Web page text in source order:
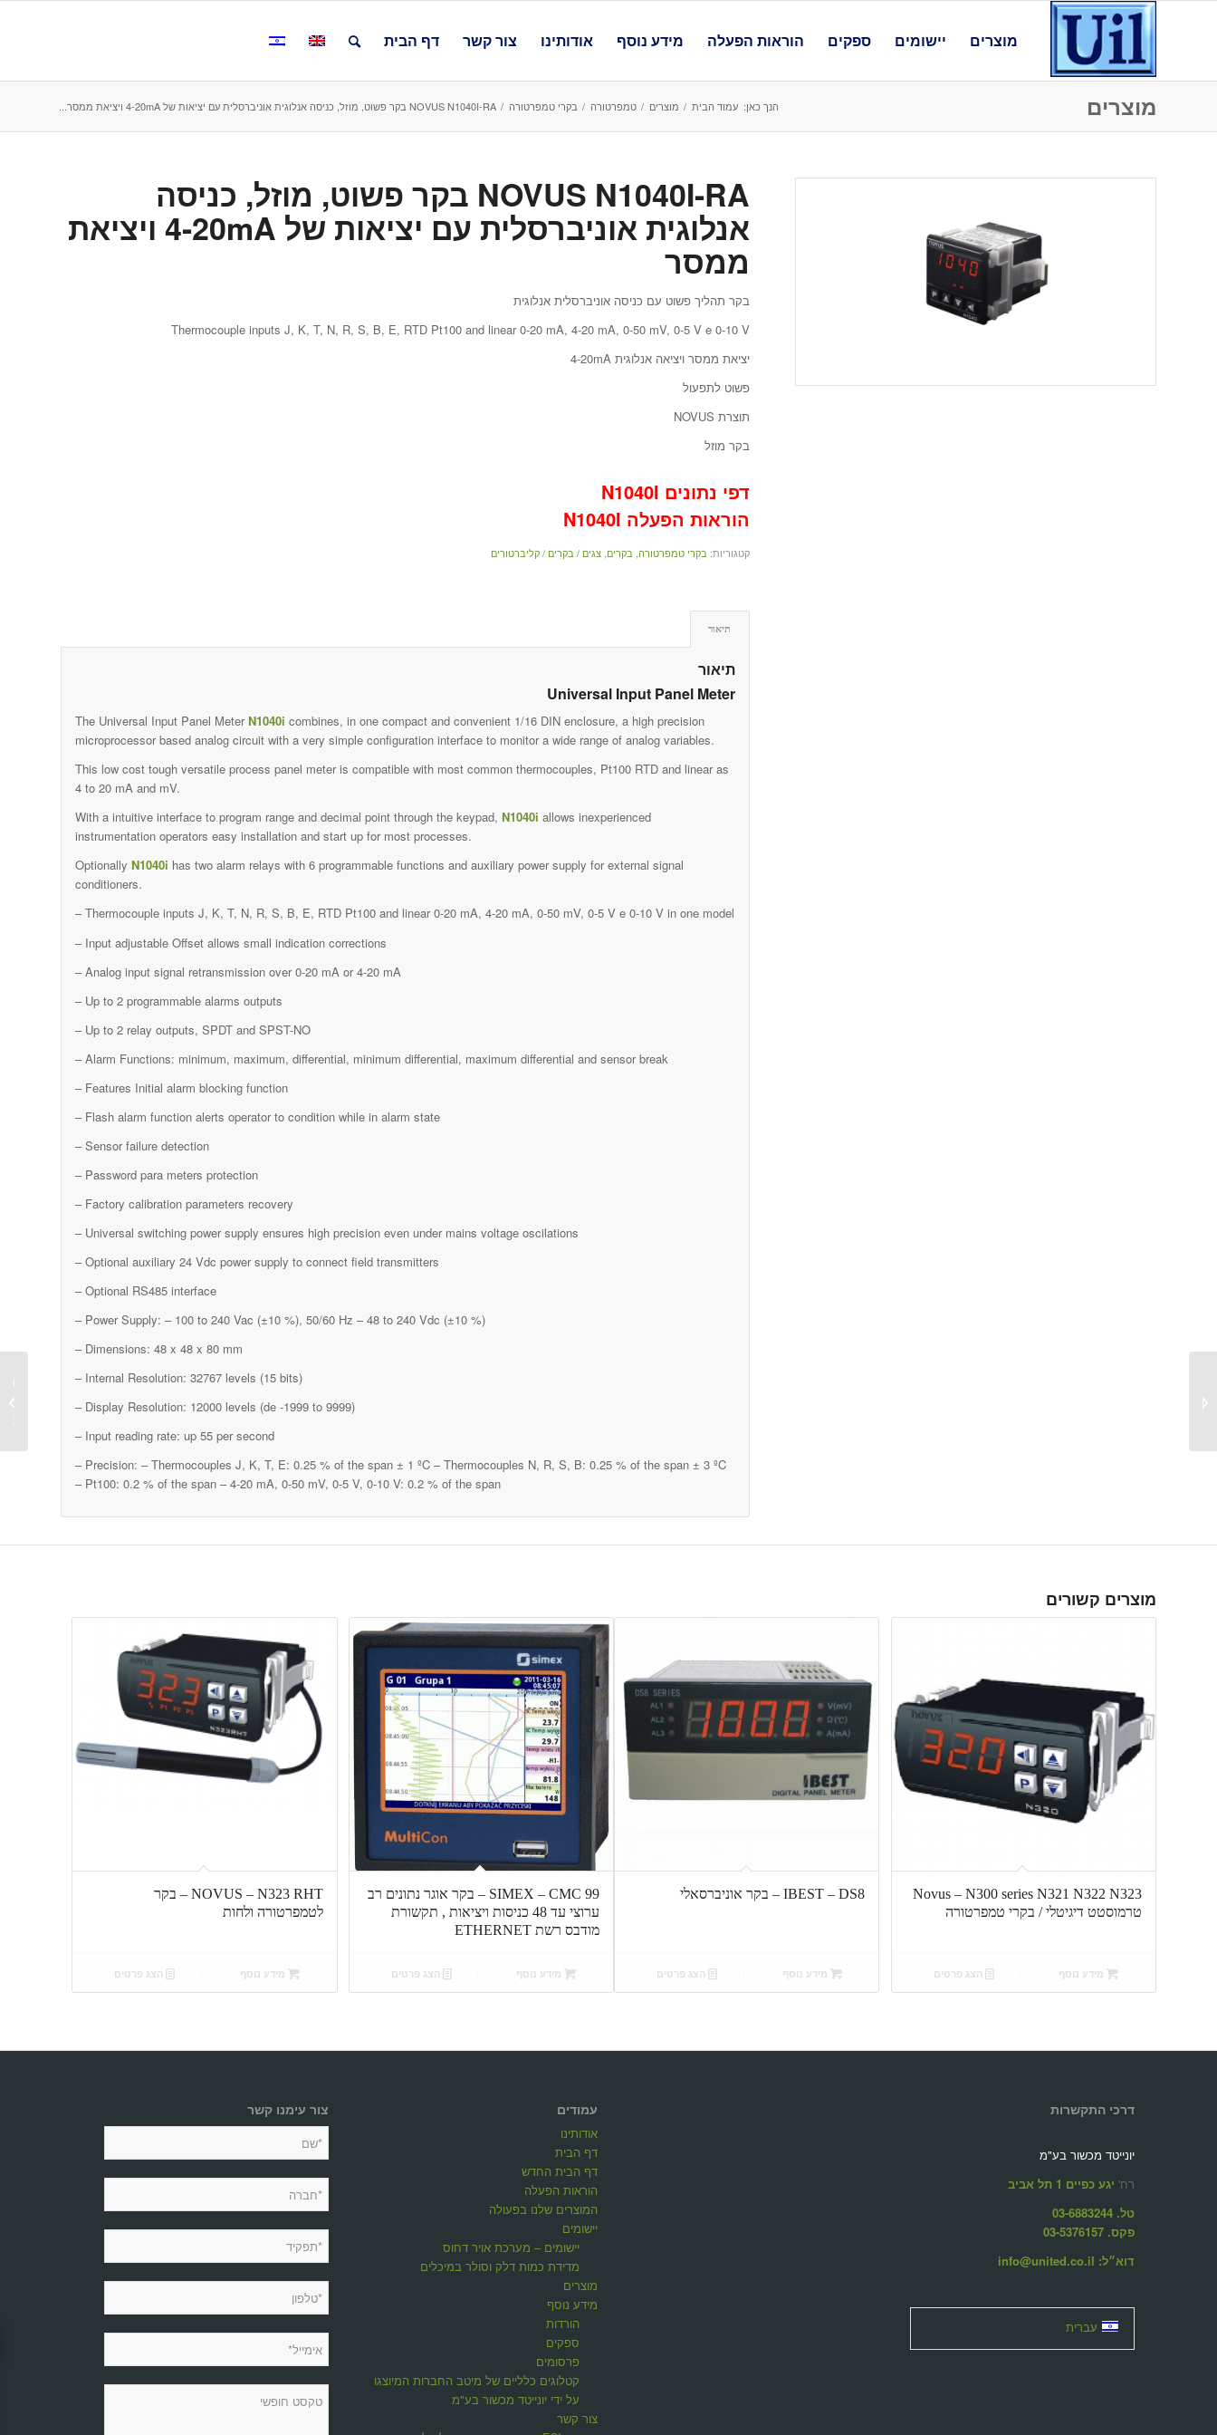
מוצרים יישומים ספקים הוראות הפעלה מידע נוסף אודותינו צור קשר דף הבית
מוצרים הנך כאן: עמוד הבית / מוצרים / טמפרטורה / בקרי טמפרטורה / NOVUS N1040I-RA בקר פשוט, מוזל, כניסה אנלוגית אוניברסלית עם יציאות של 4-20mA ויציאת ממסר...
NOVUS N1040I-RA בקר פשוט, מוזל, כניסה
אנלוגית אוניברסלית עם יציאות של 4-20mA ויציאת
ממסר
בקר תהליך פשוט עם כניסה אוניברסלית אנלוגית
Thermocouple inputs J, K, T, N, R, S, B, E, RTD Pt100 and linear 0-20 mA, 4-20 mA, 0-50 mV, 0-5 V e 0-10 V
יציאת ממסר ויציאה אנלוגית 4-20mA
פשוט לתפעול
תוצרת NOVUS
בקר מוזל
דפי נתונים N1040I
הוראות הפעלה N1040I
קטגוריות:בקרי טמפרטורה,בקרים,צגים / בקרים / קליברטורים
תיאור
תיאור
Universal Input Panel Meter
The Universal Input Panel MeterN1040i combines, in one compact and convenient 1/16 DIN enclosure, a high precision
microprocessor based analog circuit with a very simple configuration interface to monitor a wide range of analog variables.
This low cost tough versatile process panel meter is compatible with most common thermocouples, Pt100 RTD and linear as
4 to 20 mA and mV.
With a intuitive interface to program range and decimal point through the keypad, N1040i allows inexperienced
instrumentation operators easy installation and start up for most processes.
Optionally N1040i has two alarm relays with 6 programmable functions and auxiliary power supply for external signal
conditioners.
– Thermocouple inputs J, K, T, N, R, S, B, E, RTD Pt100 and linear 0-20 mA, 4-20 mA, 0-50 mV, 0-5 V e 0-10 V in one model
– Input adjustable Offset allows small indication corrections
– Analog input signal retransmission over 0-20 mA or 4-20 mA
– Up to 2 programmable alarms outputs
– Up to 2 relay outputs, SPDT and SPST-NO
– Alarm Functions: minimum, maximum, differential, minimum differential, maximum differential and sensor break
– Features Initial alarm blocking function
– Flash alarm function alerts operator to condition while in alarm state
– Sensor failure detection
– Password para meters protection
– Factory calibration parameters recovery
– Universal switching power supply ensures high precision even under mains voltage oscilations
– Optional auxiliary 24 Vdc power supply to connect field transmitters
– Optional RS485 interface
– Power Supply: – 100 to 240 Vac (±10 %), 50/60 Hz – 48 to 240 Vdc (±10 %)
– Dimensions: 48 x 48 x 80 mm
– Internal Resolution: 32767 levels (15 bits)
– Display Resolution: 12000 levels (de -1999 to 9999)
– Input reading rate: up 55 per second
– Precision: – Thermocouples J, K, T, E: 0.25 % of the span ± 1 ºC – Thermocouples N, R, S, B: 0.25 % of the span ± 3 ºC
– Pt100: 0.2 % of the span – 4-20 mA, 0-50 mV, 0-5 V, 0-10 V: 0.2 % of the span
מוצרים קשורים
Novus – N300 series N321 N322 N323
טרמוסטט דיגיטלי / בקרי טמפרטורה
מידע נוסף הצג פרטים
IBEST – DS8 – בקר אוניברסאלי
מידע נוסף הצג פרטים
SIMEX – CMC 99 – בקר אוגר נתונים רב
ערוצי עד 48 כניסות ויציאות , תקשורת
מודבס רשת ETHERNET
מידע נוסף הצג פרטים
NOVUS – N323 RHT – בקר
לטמפרטורה ולחות
מידע נוסף הצג פרטים
צור עימנו קשר עמודים
אודותינו
דף הבית
דף הבית החדש
הוראות הפעלה
המוצרים שלנו בפעולה
יישומים
יישומים – מערכת אויר דחוס
מדידת כמות דלק וסולר במיכלים
מוצרים
מידע נוסף
הורדות
ספקים
פרסומים
קטלוגים כלליים של מיטב החברות המיוצגות
על ידי יונייטד מכשור בע"מ
צור קשר
דרכי התקשרות
יונייטד מכשור בע"מ
רח' יגע כפיים 1 תל אביב
טל. 03-6883244
פקס. 03-5376157
דוא״ל: info@united.co.il
עברית
נעים